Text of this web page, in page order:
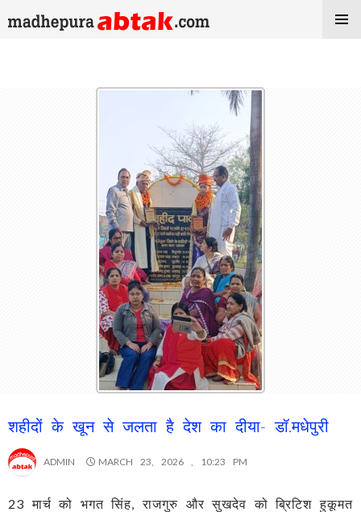
All posts by Admin
शहीदों के खून से जलता है देश का दीया- डॉ.मधेपुरी
ADMIN MARCH 23, 2026 , 10:23 PM
23 मार्च को भगत सिंह, राजगुरु और सुखदेव को ब्रिटिश हुकूमत